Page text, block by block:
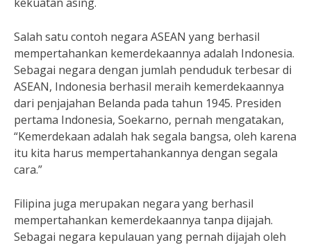
Salah satu contoh negara ASEAN yang berhasil
mempertahankan kemerdekaannya adalah Indonesia.
Sebagai negara dengan jumlah penduduk terbesar di
ASEAN, Indonesia berhasil meraih kemerdekaannya
dari penjajahan Belanda pada tahun 1945. Presiden
pertama Indonesia, Soekarno, pernah mengatakan,
“Kemerdekaan adalah hak segala bangsa, oleh karena
itu kita harus mempertahankannya dengan segala
cara.”
Filipina juga merupakan negara yang berhasil
mempertahankan kemerdekaannya tanpa dijajah.
Sebagai negara kepulauan yang pernah dijajah oleh